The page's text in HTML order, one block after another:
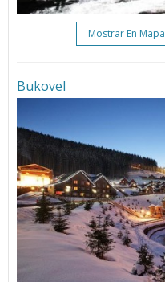
Mostrar En Mapa
Bukovel